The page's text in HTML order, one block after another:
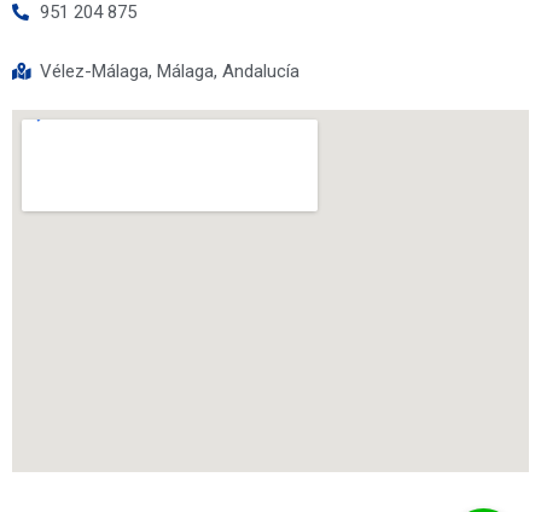
951 204 875
Vélez-Málaga, Málaga, Andalucía